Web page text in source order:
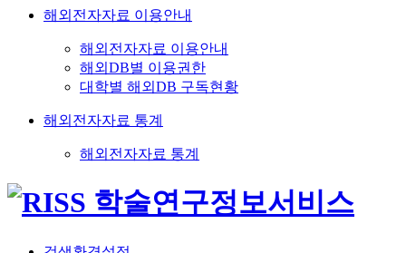
해외전자자료 이용안내
해외전자자료 이용안내
해외DB별 이용권한
대학별 해외DB 구독현황
해외전자자료 통계
해외전자자료 통계